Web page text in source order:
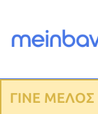
ΓΙΝΕ ΜΕΛΟΣ